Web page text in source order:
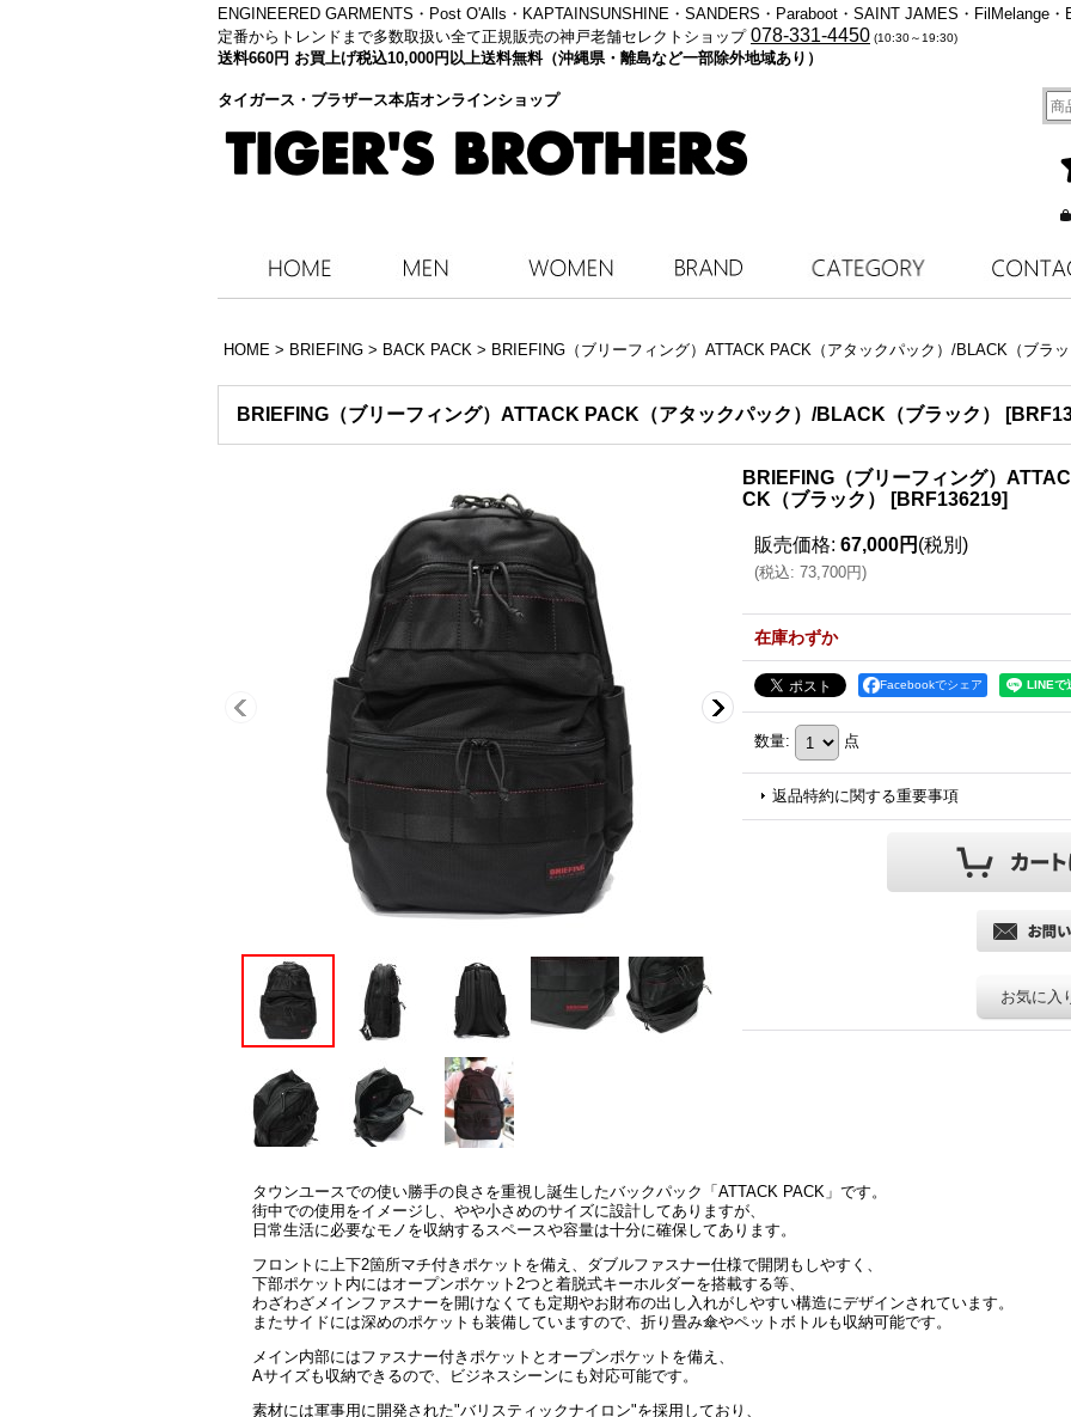
ENGINEERED GARMENTS・ Post O'Alls・KAPTAINSUNSHINE・SANDERS・Paraboot・SAINT JAMES・FilMelange・
定番からトレンドまで多数取扱い全て正規販売の神戸老舗セレクトショップ 078-331-4450 (10:30～19:30)
送料660円 お買上げ税込10,000円以上送料無料（沖縄県・離島など一部除外地域あり）
タイガース・ブラザース本店オンラインショップ
HOME > BRIEFING > BACK PACK > BRIEFING（ブリーフィング）ATTACK PACK（アタックパック）/BLACK（ブラ
BRIEFING（ブリーフィング）ATTACK PACK（アタックパック）/BLACK（ブラック） [
BRIEFING（ブリーフィング）
CK（ブラック）
[BRF136219]
販売価格: 67,000円 (税別)
(税込: 73,700円)
在庫わずか
Facebookでシェア
数量: 点
返品特約に関する重要事項
お気に入
タウンユースでの使い勝手の良さを重視し誕生したバックパック「ATTACK PACK」です。
街中での使用をイメージし、やや小さめのサイズに設計してありますが、
日常生活に必要なモノを収納するスペースや容量は十分に確保してあります。
フロントに上下2箇所マチ付きポケットを備え、ダブルファスナー仕様で開閉もしやすく、
下部ポケット内にはオープンポケット2つと着脱式キーホルダーを搭載する等、
わざわざメインファスナーを開けなくても定期やお財布の出し入れがしやすい構造にデザインされています。
またサイドには深めのポケットも装備していますので、折り畳み傘やペットボトルも収納可能です。
メイン内部にはファスナー付きポケットとオープンポケットを備え、
Aサイズも収納できるので、ビジネスシーンにも対応可能です。
素材には軍事用に開発された"バリスティックナイロン"を採用しており、